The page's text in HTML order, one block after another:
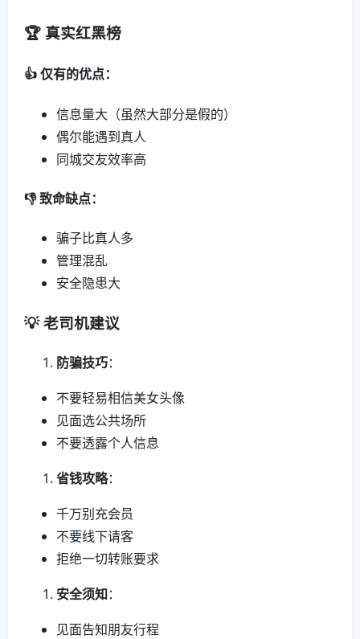
🏆 真实红黑榜
👍 仅有的优点：
信息量大（虽然大部分是假的）
偶尔能遇到真人
同城交友效率高
👎 致命缺点：
骗子比真人多
管理混乱
安全隐患大
💡 老司机建议
防骗技巧：
不要轻易相信美女头像
见面选公共场所
不要透露个人信息
省钱攻略：
千万别充会员
不要线下请客
拒绝一切转账要求
安全须知：
见面告知朋友行程